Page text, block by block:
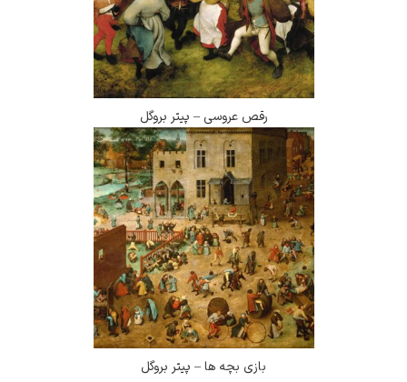
رقص عروسی – پیتر بروگل
بازی بچه ها – پیتر بروگل